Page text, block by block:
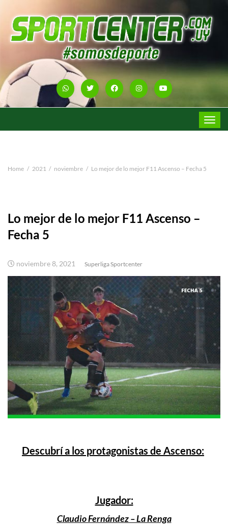
Toggle
Home 2021 noviembre Lo mejor de lo mejor F11 Ascenso – Fecha 5
Lo mejor de lo mejor F11 Ascenso –
Fecha 5
noviembre 8, 2021 Superliga Sportcenter
Descubrí a los protagonistas de Ascenso:
Jugador:
Claudio Fernández – La Renga